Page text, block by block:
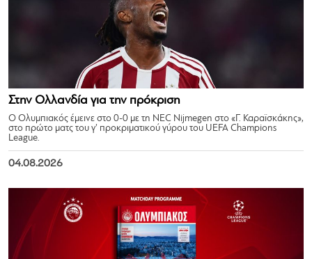
Στην Ολλανδία για την πρόκριση
Ο Ολυμπιακός έμεινε στο 0-0 με τη NEC Nijmegen στο «Γ. Καραϊσκάκης»,
στο πρώτο ματς του γ’ προκριματικού γύρου του UEFA Champions
League.
04.08.2026